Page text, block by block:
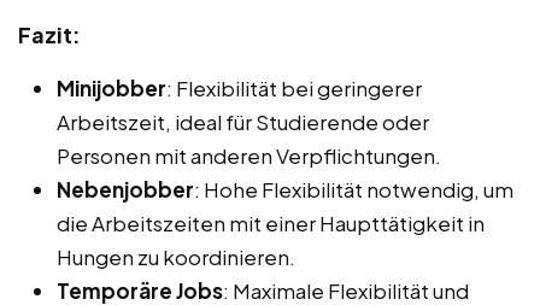
Fazit:
Minijobber: Flexibilität bei geringerer
Arbeitszeit, ideal für Studierende oder
Personen mit anderen Verpflichtungen.
Nebenjobber: Hohe Flexibilität notwendig, um
die Arbeitszeiten mit einer Haupttätigkeit in
Hungen zu koordinieren.
Temporäre Jobs: Maximale Flexibilität und